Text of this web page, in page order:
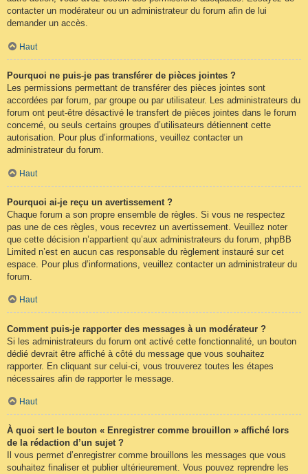
contacter un modérateur ou un administrateur du forum afin de lui
demander un accès.
Haut
Pourquoi ne puis-je pas transférer de pièces jointes ?
Les permissions permettant de transférer des pièces jointes sont
accordées par forum, par groupe ou par utilisateur. Les administrateurs du
forum ont peut-être désactivé le transfert de pièces jointes dans le forum
concerné, ou seuls certains groupes d’utilisateurs détiennent cette
autorisation. Pour plus d’informations, veuillez contacter un
administrateur du forum.
Haut
Pourquoi ai-je reçu un avertissement ?
Chaque forum a son propre ensemble de règles. Si vous ne respectez
pas une de ces règles, vous recevrez un avertissement. Veuillez noter
que cette décision n’appartient qu’aux administrateurs du forum, phpBB
Limited n’est en aucun cas responsable du règlement instauré sur cet
espace. Pour plus d’informations, veuillez contacter un administrateur du
forum.
Haut
Comment puis-je rapporter des messages à un modérateur ?
Si les administrateurs du forum ont activé cette fonctionnalité, un bouton
dédié devrait être affiché à côté du message que vous souhaitez
rapporter. En cliquant sur celui-ci, vous trouverez toutes les étapes
nécessaires afin de rapporter le message.
Haut
À quoi sert le bouton « Enregistrer comme brouillon » affiché lors
de la rédaction d’un sujet ?
Il vous permet d’enregistrer comme brouillons les messages que vous
souhaitez finaliser et publier ultérieurement. Vous pouvez reprendre les